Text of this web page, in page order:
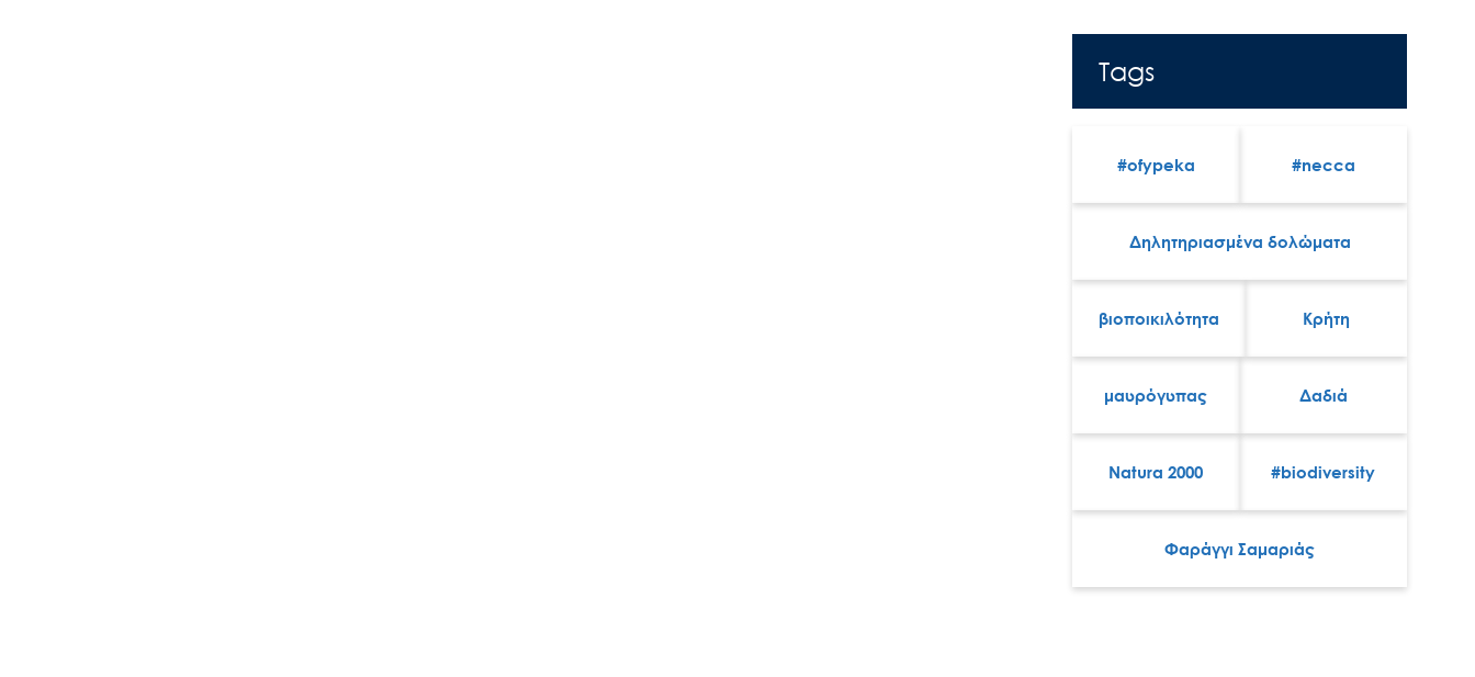
Tags
#ofypeka #necca
Δηλητηριασμένα δολώματα
βιοποικιλότητα Κρήτη
μαυρόγυπας Δαδιά
Natura 2000 #biodiversity
Φαράγγι Σαμαριάς